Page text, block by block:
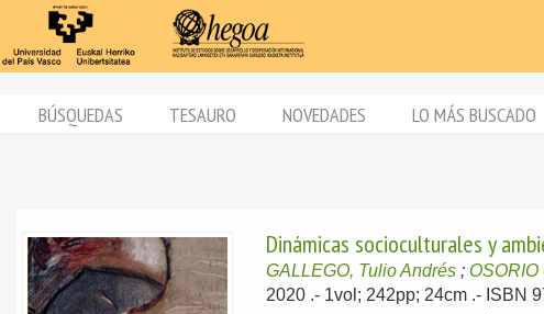
BÚSQUEDAS TESAURO NOVEDADES LO MÁS BUSCADO
Dinámicas socioculturales y
GALLEGO, Tulio Andrés ;
2020 .- 1vol; 242pp; 24cm .- ISBN